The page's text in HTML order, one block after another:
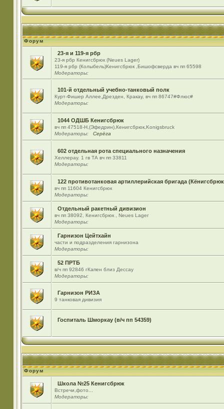
Форум
23-я и 119-я рбр
23-я рбр Кенигсбрюк (Neues Lager)
119-я рбр (Колыбель)Кенигсбрюк ,Бишофсверда вч пп 65598
Модераторы:
101-й отдельный учебно-танковый полк
Курт-Фишер Аллее,Дрезден, Кракау, вч пп 86747#Флюс#
Модераторы:
1044 ОДШБ Кенигсбрюк
вч пп 47518-Н,(Эфедрин),Кенигсбрюк,Konigsbruck
Модераторы:
Серёга
602 отдельная рота специального назначения
Хеллерау. 1 гв ТА вч пп 33811
Модераторы:
122 противотанковая артиллерийская бригада
вч пп 11604 Кенигсбрюк
Модераторы:
Отдельный ракетный дивизион
вч пп 38092, Кенигсбрюк , Neues Lager
Модераторы:
Гарнизон Цейтхайн
части и подразделения гарнизона
Модераторы:
52 ПРТБ
в/ч пп 92846 гКапен близ Дессау
Модераторы:
Гарнизон РИЗА
9 танковая дивизия
Госпиталь Шморкау (в/ч пп 54359)
Форум
Школа №25 Кенигсбрюк
Встречи,фото...
Модераторы: